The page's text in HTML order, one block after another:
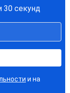
секунд
и на